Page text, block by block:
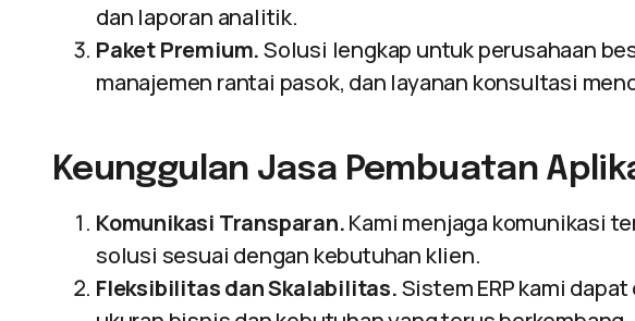
dan laporan analitik.
Paket Premium.Solusi lengkap untuk perusahaan
manajemen rantai pasok, dan layanan konsultasi
Keunggulan Jasa Pembuatan
Komunikasi Transparan.Kami menjaga komunikasi
solusi sesuai dengan kebutuhan klien.
Fleksibilitas dan Skalabilitas.Sistem ERP kami